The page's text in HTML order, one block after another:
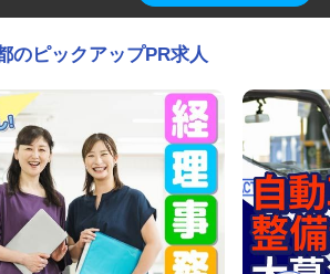
のピックアップPR求人